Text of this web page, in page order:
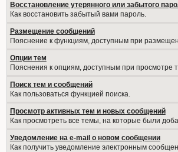
Восстановление утерянного или забытого
Как восстановить забытый вами пароль.
Размещение сообщений
Пояснение к функциям, доступным при
Опции тем
Пояснения к опциям, доступным при просмотре
Поиск тем и сообщений
Как пользоваться функцией поиска.
Просмотр активных тем и новых сообщений
Как просмотреть все темы, на которые были
Уведомление на е-mail о новом сообщении
Как получить уведомление электронным